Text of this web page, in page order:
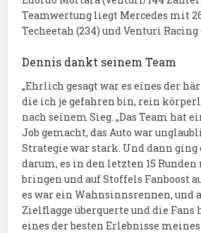
Teamwertung liegt Mercedes mit
Techeetah (234) und Venturi Racing
Dennis dankt seinem Team
„Ehrlich gesagt war es eines der
die ich je gefahren bin, rein
nach seinem Sieg. „Das Team hat
Job gemacht, das Auto war
Strategie war stark. Und dann ging
darum, es in den letzten 15 Runden
bringen und auf Stoffels Fanboost
es war ein Wahnsinnsrennen, und
Zielflagge überquerte und die Fans
eines der besten Erlebnisse meines